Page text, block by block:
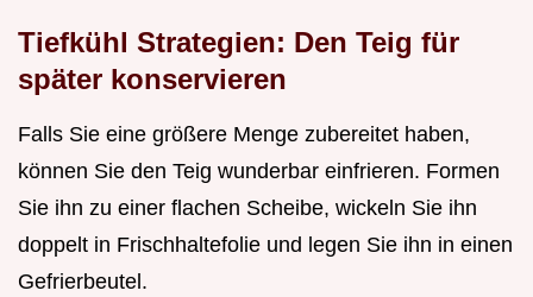
Tiefkühl Strategien: Den Teig für
später konservieren
Falls Sie eine größere Menge zubereitet haben,
können Sie den Teig wunderbar einfrieren. Formen
Sie ihn zu einer flachen Scheibe, wickeln Sie ihn
doppelt in Frischhaltefolie und legen Sie ihn in einen
Gefrierbeutel.